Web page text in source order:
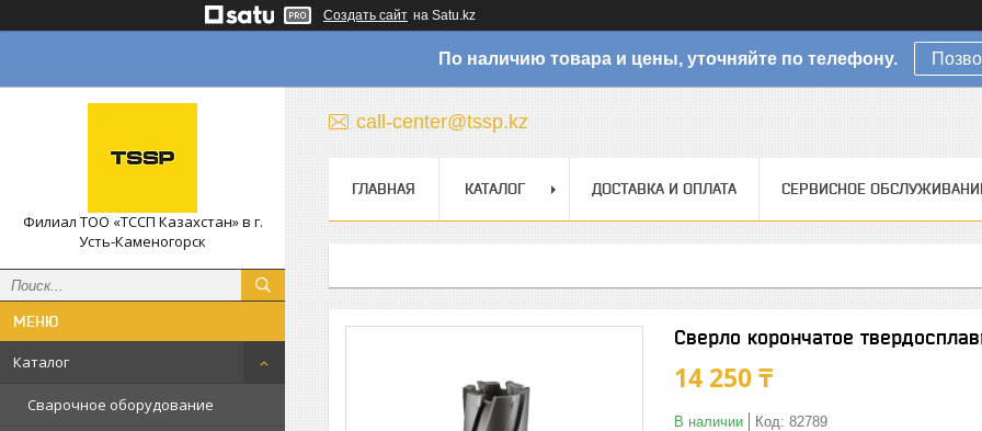
Создать сайт на Satu.kz
По наличию товара и цены, уточняйте по телефону.
Филиал ТОО «ТССП Казахстан» в г.
Усть-Каменогорск
Каталог
Сварочное оборудование
call-center@tssp.kz
ГЛАВНАЯ КАТАЛОГ ДОСТАВКА И ОПЛАТА СЕРВИСНОЕ
Сверло корончатое
14 250 ₸
В наличии Код: 82789